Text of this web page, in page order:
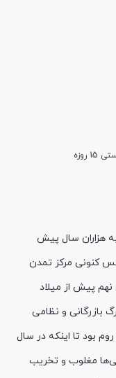
هزاران سال پیش
کنونی مرکز تمدن
پیش از میلاد
بازرگانی و نظامی
بود تا اینکه در سال
مغلوب و تخریب